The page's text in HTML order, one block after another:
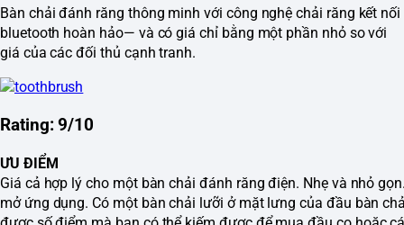
Bàn chải đánh răng thông minh với công nghệ chải răng kết nối
bluetooth hoàn hảo— và có giá chỉ bằng một phần nhỏ so với
giá của các đối thủ cạnh tranh.
Rating: 9/10
ƯU ĐIỂM
Giá cả hợp lý cho một bàn chải đánh răng điện. Nhẹ và nhỏ
mở ứng dụng. Có một bàn chải lưỡi ở mặt lưng của đầu bàn